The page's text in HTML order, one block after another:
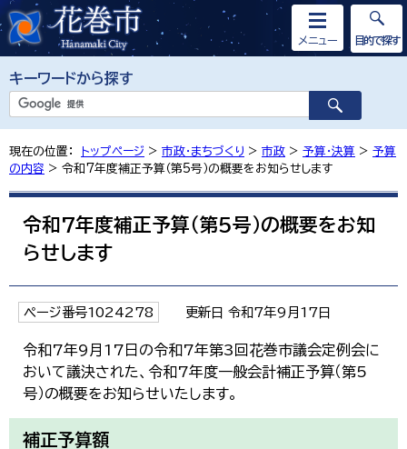
キーワードから探す
メニュー 目的で探す
現在の位置： トップページ > 市政・まちづくり > 市政 > 予算・決算 > 予算
の内容 > 令和7年度補正予算（第5号）の概要をお知らせします
令和7年度補正予算（第5号）の概要をお知
らせします
ページ番号1024278 更新日 令和7年9月17日
令和7年9月17日の令和7年第3回花巻市議会定例会に
おいて議決された、令和7年度一般会計補正予算（第5
号）の概要をお知らせいたします。
補正予算額